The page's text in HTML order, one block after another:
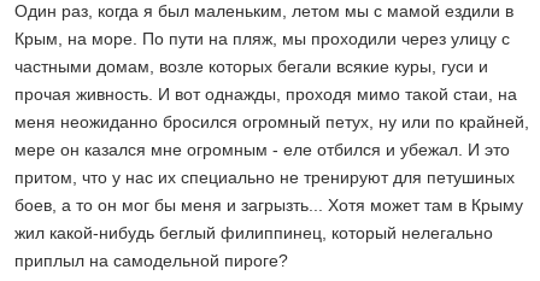
Один раз, когда я был маленьким, летом мы с мамой ездили в
Крым, на море. По пути на пляж, мы проходили через улицу с
частными домам, возле которых бегали всякие куры, гуси и
прочая живность. И вот однажды, проходя мимо такой стаи, на
меня неожиданно бросился огромный петух, ну или по крайней,
мере он казался мне огромным - еле отбился и убежал. И это
притом, что у нас их специально не тренируют для петушиных
боев, а то он мог бы меня и загрызть... Хотя может там в Крыму
жил какой-нибудь беглый филиппинец, который нелегально
приплыл на самодельной пироге?